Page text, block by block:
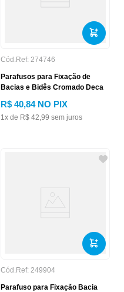
Cód.Ref: 274746
Parafusos para Fixação de
Bacias e Bidês Cromado Deca
R$ 40,84NO PIX
1x de R$ 42,99 sem juros
Cód.Ref: 249904
Parafuso para Fixação Bacia